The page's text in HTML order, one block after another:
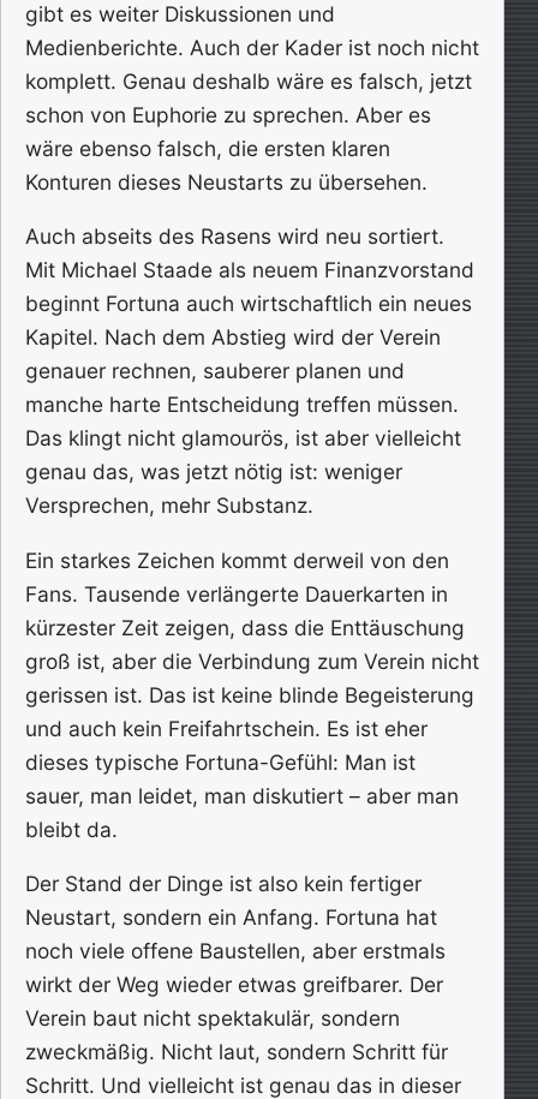
gibt es weiter Diskussionen und
Medienberichte. Auch der Kader ist noch nicht
komplett. Genau deshalb wäre es falsch, jetzt
schon von Euphorie zu sprechen. Aber es
wäre ebenso falsch, die ersten klaren
Konturen dieses Neustarts zu übersehen.
Auch abseits des Rasens wird neu sortiert.
Mit Michael Staade als neuem Finanzvorstand
beginnt Fortuna auch wirtschaftlich ein neues
Kapitel. Nach dem Abstieg wird der Verein
genauer rechnen, sauberer planen und
manche harte Entscheidung treffen müssen.
Das klingt nicht glamourös, ist aber vielleicht
genau das, was jetzt nötig ist: weniger
Versprechen, mehr Substanz.
Ein starkes Zeichen kommt derweil von den
Fans. Tausende verlängerte Dauerkarten in
kürzester Zeit zeigen, dass die Enttäuschung
groß ist, aber die Verbindung zum Verein nicht
gerissen ist. Das ist keine blinde Begeisterung
und auch kein Freifahrtschein. Es ist eher
dieses typische Fortuna-Gefühl: Man ist
sauer, man leidet, man diskutiert – aber man
bleibt da.
Der Stand der Dinge ist also kein fertiger
Neustart, sondern ein Anfang. Fortuna hat
noch viele offene Baustellen, aber erstmals
wirkt der Weg wieder etwas greifbarer. Der
Verein baut nicht spektakulär, sondern
zweckmäßig. Nicht laut, sondern Schritt für
Schritt. Und vielleicht ist genau das in dieser